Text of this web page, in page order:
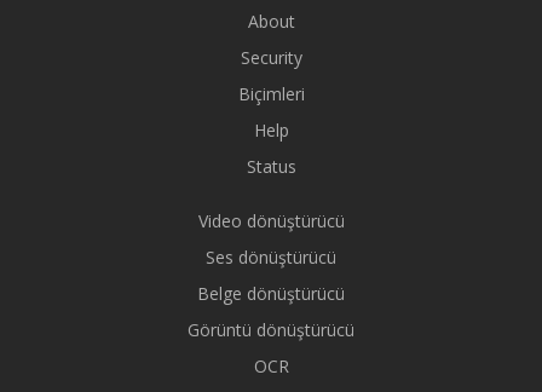
About
Security
Biçimleri
Help
Status
Video dönüştürücü
Ses dönüştürücü
Belge dönüştürücü
Görüntü dönüştürücü
OCR